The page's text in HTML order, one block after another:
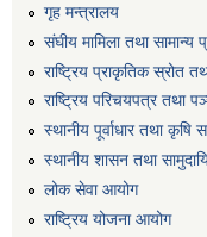
गृह मन्त्रालय
संघीय मामिला तथा सामान्य
राष्ट्रिय प्राकृतिक स्रोत
राष्ट्रिय परिचयपत्र तथा
स्थानीय पूर्वाधार तथा कृषि
स्थानीय शासन तथा
लोक सेवा आयोग
राष्ट्रिय योजना आयोग